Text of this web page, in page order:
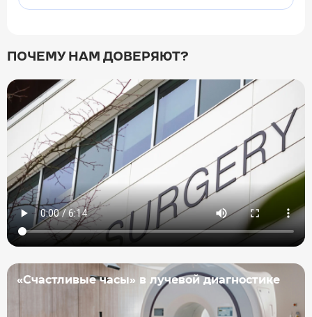
ПОЧЕМУ НАМ ДОВЕРЯЮТ?
«Счастливые часы» в лучевой диагностике